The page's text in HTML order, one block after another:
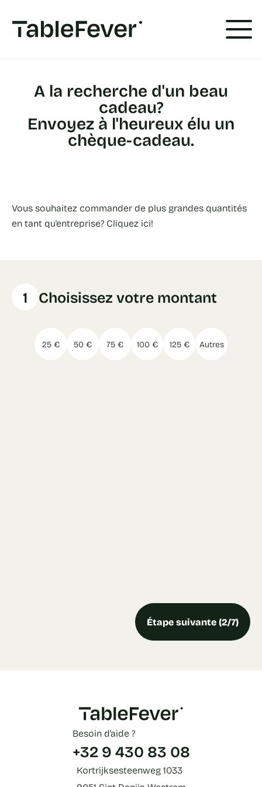
A la recherche d'un beau
cadeau?
Envoyez à l'heureux élu un
chèque-cadeau.
Vous souhaitez commander de plus grandes quantités
en tant qu'entreprise? Cliquez ici!
1 Choisissez votre montant
25 € 50 € 75 € 100 € 125 € Autres
Étape suivante (2/7)
Besoin d’aide ?
+32 9 430 83 08
Kortrijksesteenweg 1033